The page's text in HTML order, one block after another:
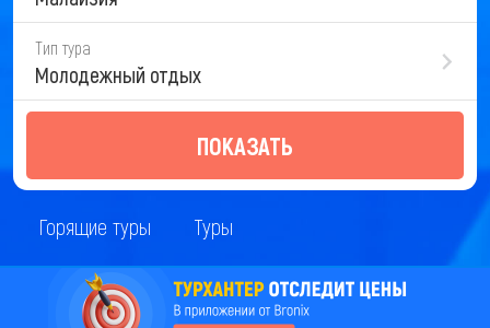
Тип тура
Молодежный отдых
ПОКАЗАТЬ
Горящие туры Туры